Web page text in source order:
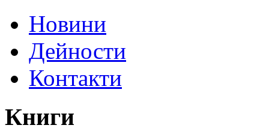
Новини
Дейности
Контакти
Книги